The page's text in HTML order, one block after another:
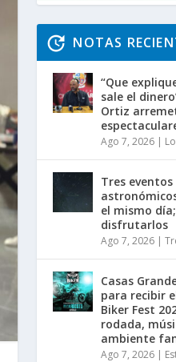
NOTAS
“Que
sale el
Ortiz
Ago 7, 2026 |
Tres eventos
el mismo
disfrutarlos
Ago 7, 2026 |
Casas
para recibir
Biker Fest
rodada,
ambiente
Ago 7, 2026 |